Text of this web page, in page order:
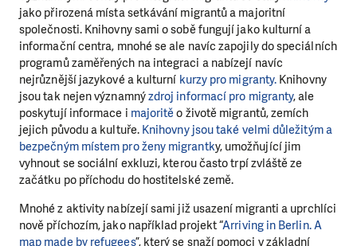
jako přirozená místa setkávání migrantů a majoritní
společnosti. Knihovny sami o sobě fungují jako kulturní a
informační centra, mnohé se ale navíc zapojily do speciálních
programů zaměřených na integraci a nabízejí navíc
nejrůznější jazykové a kulturní kurzy pro migranty. Knihovny
jsou tak nejen významnýzdroj informací pro migranty, ale
poskytují informace i majoritě o životě migrantů, zemích
jejich původu a kultuře. Knihovny jsou také velmi důležitým a
bezpečným místem pro ženy migrantky, umožňující jim
vyhnout se sociální exkluzi, kterou často trpí zvláště ze
začátku po příchodu do hostitelské země.
Mnohé z aktivity nabízejí sami již usazení migranti a uprchlíci
nově příchozím, jako například projekt “Arriving in Berlin. A
map made by refugees”, který se snaží pomoci v základní